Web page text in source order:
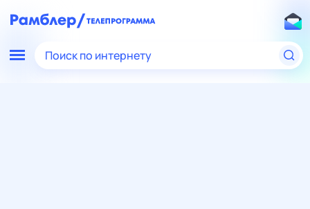
Поиск по интернету